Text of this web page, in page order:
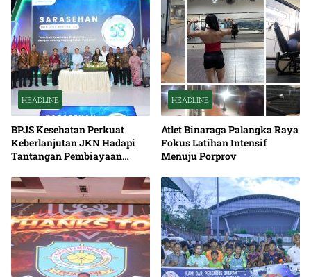
HEADLINE
BPJS Kesehatan Perkuat
Keberlanjutan JKN Hadapi
Tantangan Pembiayaan
HEADLINE
Atlet Binaraga Palangka Raya
Fokus Latihan Intensif
Menuju Porprov